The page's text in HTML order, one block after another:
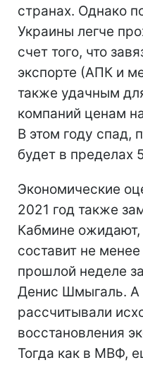
странах. Однако
Украины легче
счет того, что
экспорте (АПК и
также удачным
компаний ценам
В этом году спад,
будет в пределах
Экономические
2021 год также
Кабмине ожидают,
составит не
прошлой неделе
Денис Шмыгаль. А
рассчитывали
восстановления
Тогда как в МВФ,